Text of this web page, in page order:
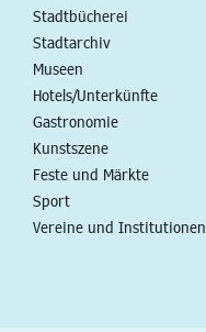
Stadtbücherei
Stadtarchiv
Museen
Hotels/Unterkünfte
Gastronomie
Kunstszene
Feste und Märkte
Sport
Vereine und Institutionen